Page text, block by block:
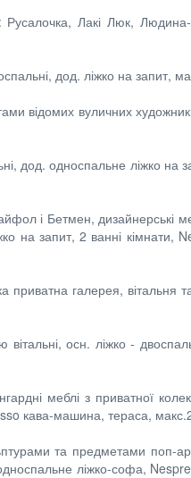
Лакі Люк,
дод. ліжко на запит,
відомих вуличних
дод. односпальне ліжко
і Бетмен, дизайнерські
на запит, 2 ванні
галерея, вітальня
вітальні, осн. ліжко -
меблі з приватної
кава-машина, тераса,
та предметами поп-
ліжко-софа,